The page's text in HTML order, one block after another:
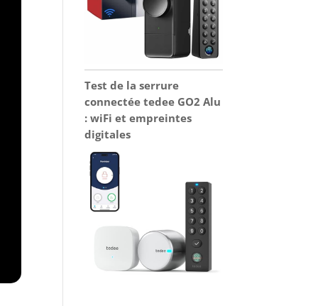
Test de la serrure
connectée tedee GO2 Alu
: wiFi et empreintes
digitales